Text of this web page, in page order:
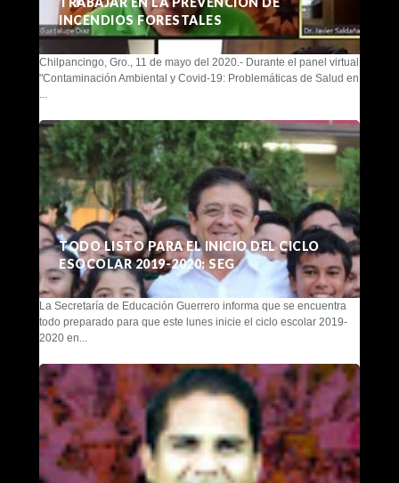
INCENDIOS FORESTALES
Chilpancingo, Gro., 11 de mayo del 2020.- Durante el panel virtual
"Contaminación Ambiental y Covid-19: Problemáticas de Salud en
...
TODO LISTO PARA EL INICIO DEL CICLO
ESOCOLAR 2019-2020: SEG
La Secretaría de Educación Guerrero informa que se encuentra
todo preparado para que este lunes inicie el ciclo escolar 2019-
2020 en...